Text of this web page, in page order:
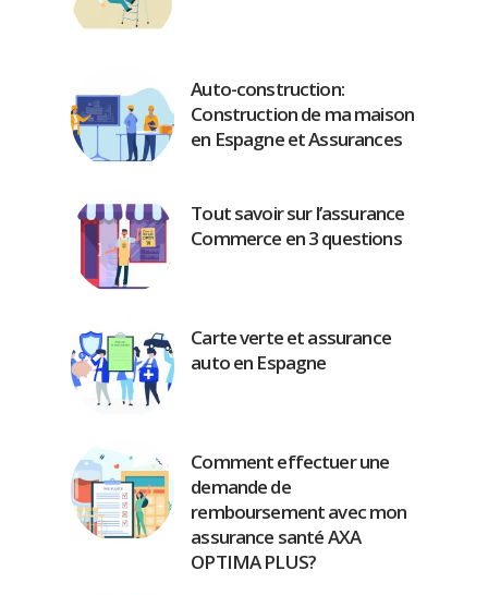
Auto-construction:
Construction de ma maison
en Espagne et Assurances
Tout savoir sur l’assurance
Commerce en 3 questions
Carte verte et assurance
auto en Espagne
Comment effectuer une
demande de
remboursement avec mon
assurance santé AXA
OPTIMA PLUS?